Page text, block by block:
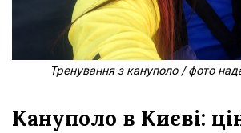
Тренування з кануполо / фото
Кануполо в Києві: